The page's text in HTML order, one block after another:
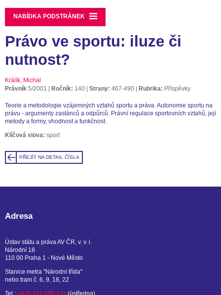
NABÍDKA PODSTRÁNEK
Právo ve sportu: iluze či
nutnost?
Králík, Michal
Právník 5/2001 Ročník: 140 Strany: 467-490 Rubrika: Příspěvky
Teorie a metodologie vzájemných vztahů sportu a práva. Autonomie sportu na
právu - argumenty zastánců a odpůrců. Právní regulace sportovních vztahů, její
metody a formy, vhodnost a funkčnost.
Klíčová slova: sport
PŘEJÍT NA DETAIL ČÍSLA
Adresa
Ústav státu a práva AV ČR, v. v. i.
Národní 18
110 00 Praha 1 - Nové Město
Stanice metra "Národní třída"
nebo tram č. 6, 9, 18, 22
Tel.: +420 221 990 711 (ústředna)